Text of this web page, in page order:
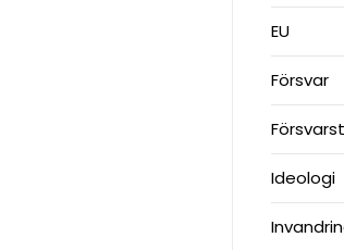
EU
Försvar
Ideologi